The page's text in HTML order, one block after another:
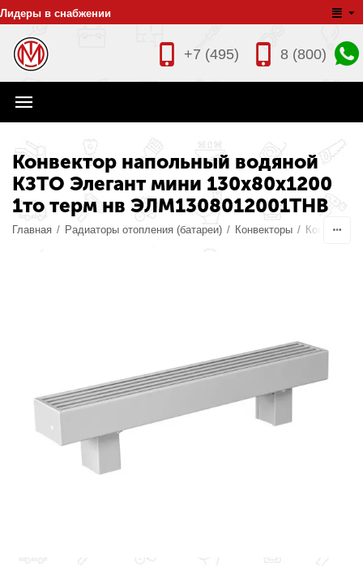
Лидеры в снабжении
8 (800)
+7 (495)
Конвектор напольный водяной
КЗТО Элегант мини 130х80х1200
1то терм нв ЭЛМ1308012001ТНВ
Главная / Радиаторы отопления (батареи) / Конвекторы /